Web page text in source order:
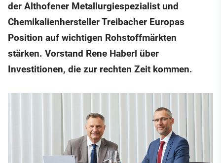
der Althofener Metallurgiespezialist und
Chemikalienhersteller Treibacher Europas
Position auf wichtigen Rohstoffmärkten
stärken. Vorstand Rene Haberl über
Investitionen, die zur rechten Zeit kommen.